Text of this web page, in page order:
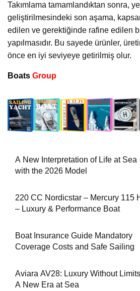
Takımlama tamamlandıktan sonra,
geliştirilmesindeki son aşama,
edilen ve gerektiğinde rafine edilen
yapılmasıdır. Bu sayede ürünler,
önce en iyi seviyeye getirilmiş olur.
Boats Group
A New Interpretation of Life at Sea
with the 2026 Model
220 CC Nordicstar – Mercury 115
– Luxury & Performance Boat
Boat Insurance Guide Mandatory
Coverage Costs and Safe Sailing
Aviara AV28: Luxury Without
A New Era at Sea